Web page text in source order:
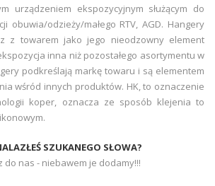
urządzeniem ekspozycyjnym służącym do
obuwia/odzieży/małego RTV, AGD. Hangery
z towarem jako jego nieodzowny element
inna niż pozostałego asortymentu w
podkreślają markę towaru i są elementem
wśród innych produktów. HK, to oznaczenie
koper, oznacza ze sposób klejenia to
SZUKANEGO SŁOWA?
do nas - niebawem je dodamy!!!